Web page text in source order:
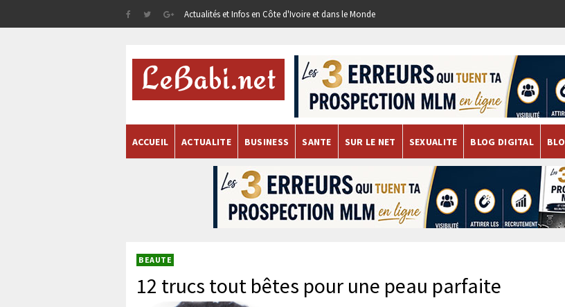
Actualités et Infos en Côte d'Ivoire et dans le Monde
ACCUEIL ACTUALITE BUSINESS SANTE SUR LE NET SEXUALITE BLOG DIGITAL
BEAUTE
12 trucs tout bêtes pour une peau parfaite